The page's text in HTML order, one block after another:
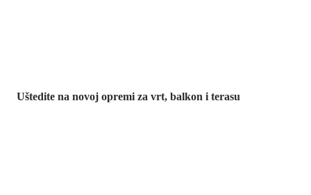
Uštedite na novoj opremi za vrt, balkon i terasu